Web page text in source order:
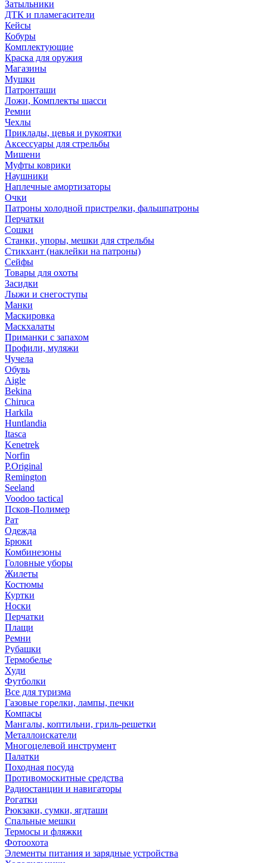
Затыльники
ДТК и пламегасители
Кейсы
Кобуры
Комплектующие
Краска для оружия
Магазины
Мушки
Патронташи
Ложи, Комплекты шасси
Ремни
Чехлы
Приклады, цевья и рукоятки
Аксессуары для стрельбы
Мишени
Муфты коврики
Наушники
Наплечные амортизаторы
Очки
Патроны холодной пристрелки, фальшпатроны
Перчатки
Сошки
Станки, упоры, мешки для стрельбы
Стикхант (наклейки на патроны)
Сейфы
Товары для охоты
Засидки
Лыжи и снегоступы
Манки
Маскировка
Маскхалаты
Приманки с запахом
Профили, муляжи
Чучела
Обувь
Aigle
Bekina
Chiruсa
Harkila
Huntlandia
Itasca
Kenetrek
Norfin
P.Original
Remington
Seeland
Voodoo tactical
Псков-Полимер
Рат
Одежда
Брюки
Комбинезоны
Головные уборы
Жилеты
Костюмы
Куртки
Носки
Перчатки
Плащи
Ремни
Рубашки
Термобелье
Худи
Футболки
Все для туризма
Газовые горелки, лампы, печки
Компасы
Мангалы, коптильни, гриль-решетки
Металлоискатели
Многоцелевой инструмент
Палатки
Походная посуда
Противомоскитные средства
Радиостанции и навигаторы
Рогатки
Рюкзаки, сумки, ягдташи
Спальные мешки
Термосы и фляжки
Фотоохота
Элементы питания и зарядные устройства